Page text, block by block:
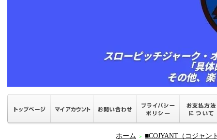
ホーム ＞ ■COJYANT（コジャン